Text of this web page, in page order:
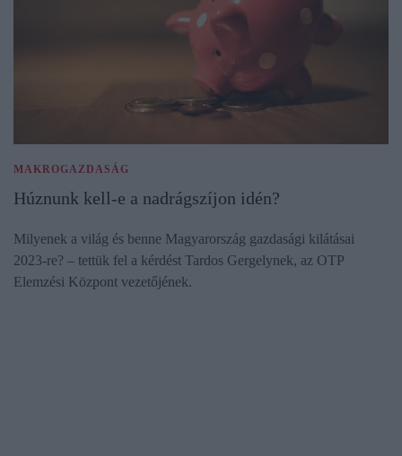
MAKROGAZDASÁG
Húznunk kell-e a nadrágszíjon idén?
Milyenek a világ és benne Magyarország gazdasági kilátásai
2023-re? – tettük fel a kérdést Tardos Gergelynek, az OTP
Elemzési Központ vezetőjének.